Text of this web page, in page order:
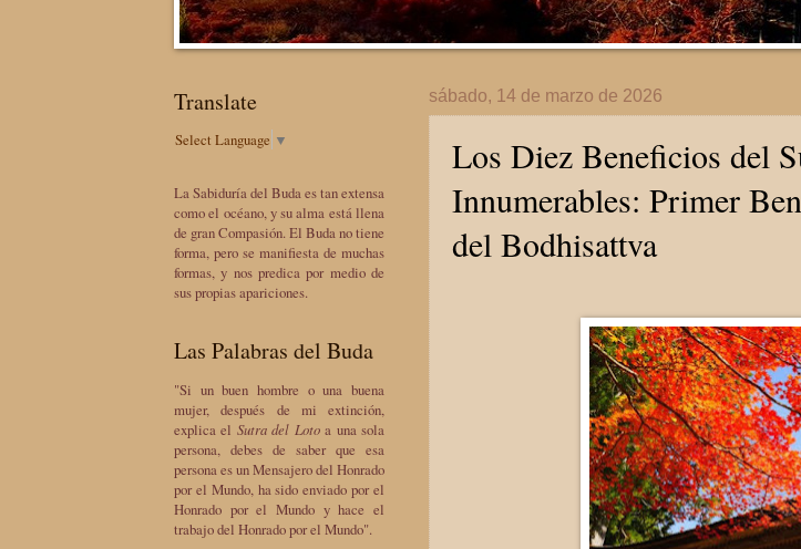
sábado, 14 de marzo de 2026
Los Diez Beneficios del
Innumerables: Primer
del Bodhisattva
Translate
Select Language ▼
La Sabiduría del Buda es tan extensa
como el océano, y su alma está llena
de gran Compasión. El Buda no tiene
forma, pero se manifiesta de muchas
formas, y nos predica por medio de
sus propias apariciones.
Las Palabras del Buda
"Si un buen hombre o una buena
mujer, después de mi extinción,
explica el Sutra del Lotoa una sola
persona, debes de saber que esa
persona es un Mensajero del Honrado
por el Mundo, ha sido enviado por el
Honrado por el Mundo y hace el
trabajo del Honrado por el Mundo".